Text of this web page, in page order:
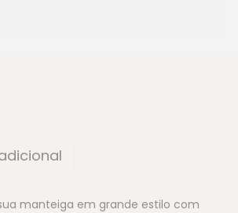
manteiga em grande estilo com